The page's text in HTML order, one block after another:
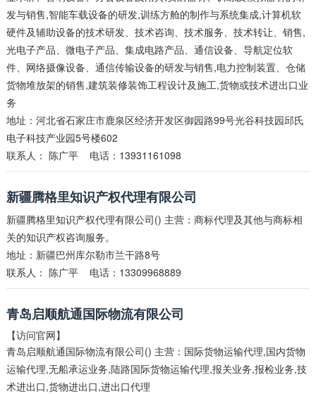
发与销售,智能车载设备的研发,训练方舱的制作与系统集成,计算机软
硬件及辅助设备的技术研发、技术咨询、技术服务、技术转让、销售,
光电子产品、微电子产品、集成电路产品、通信设备、导航定位软
件、网络摄像设备、通信传输设备的研发与销售,电力控制装置、仓储
货物堆放架的销售,建筑装修装饰工程设计及施工,货物或技术进出口业
务
地址：河北省石家庄市鹿泉区经济开发区御园路99号光谷科技园邱氏
电子科技产业园5号楼602
联系人： 陈广平电话：13931161098
新疆腾格里知识产权代理有限公司
新疆腾格里知识产权代理有限公司() 主营：商标代理及其他与商标相
关的知识产权咨询服务。
地址：新疆巴州库尔勒市兰干路8号
联系人： 陈广平电话：13309968889
青岛启顺航通国际物流有限公司
【访问官网】
青岛启顺航通国际物流有限公司() 主营：国际货物运输代理,国内货物
运输代理,无船承运业务,陆路国际货物运输代理,报关业务,报检业务,技
术进出口,货物进出口,进出口代理